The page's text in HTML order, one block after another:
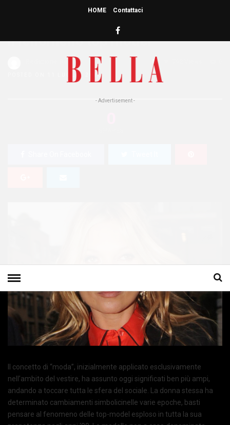
HOME Contattaci
- Advertisement -
Il fenomeno top model
POSTED ON 11 LUGLIO 2016
0
Il concetto di “moda”, inizialmente applicato esclusivamente
nell’ambito del vestire, ha assunto oggi significati ben più ampi,
andando a toccare tutta le sfera del sociale. La donna stessa ha
determinato cambiamenti simbolicinelle varie epoche, basti
pensare al fenomeno delle top-model esploso in tutta la sua